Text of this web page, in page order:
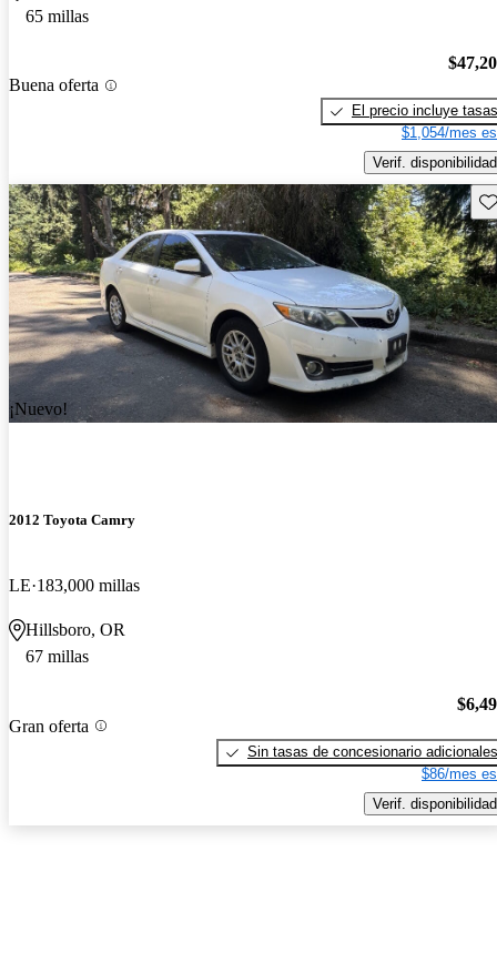
65 millas
Buena oferta
El precio incluye tasas
$1,054/mes
Verif. disponibilidad
¡Nuevo!
2012 Toyota Camry
LE 183,000 millas
Hillsboro, OR
67 millas
Gran oferta
Sin tasas de concesionario adicionales
$86/mes
Verif. disponibilidad